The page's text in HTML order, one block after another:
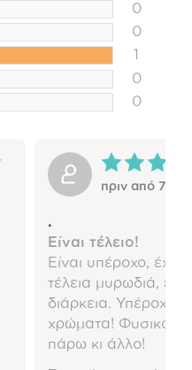
0
0
1
0
0
πριν από 7
.
Είναι τέλειο!
Είναι υπέροχο, έχει
τέλεια μυρωδιά, έχει
διάρκεια. Υπέροχα
χρώματα! Φυσικά
πάρω κι άλλο!